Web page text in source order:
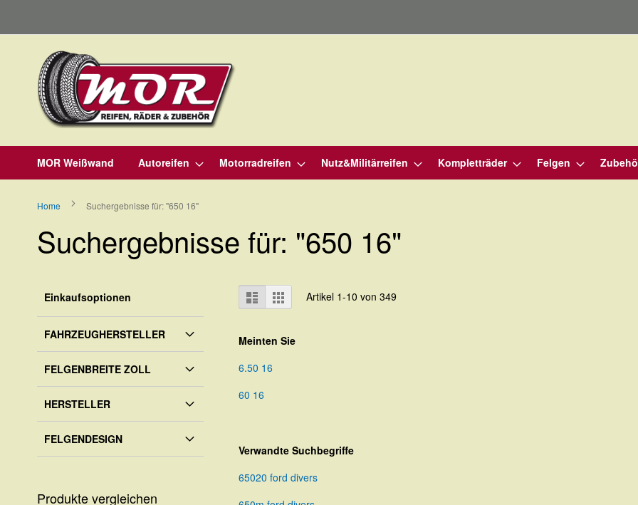
zum
Inhalt
MOR Weißwand Autoreifen Motorradreifen Nutz&Militärreifen Kompletträder Felgen
Home Suchergebnisse für: "650 16"
Suchergebnisse für: "650 16"
Ansicht
Liste RasterArtikel 1-10 von349
Meinten Sie
6.50 16
60 16
Verwandte Suchbegriffe
65020 ford divers
Einkaufsoptionen
FAHRZEUGHERSTELLER
FELGENBREITE ZOLL
HERSTELLER
FELGENDESIGN
Produkte vergleichen